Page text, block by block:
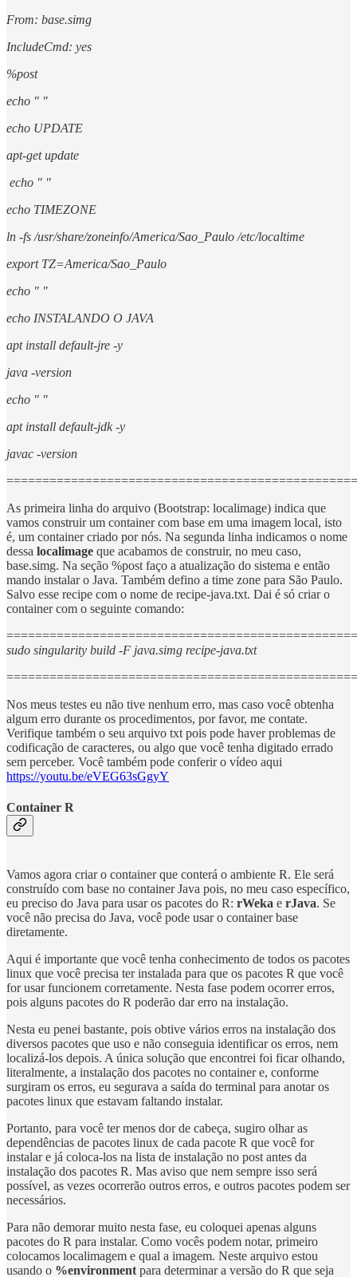
From: base.simg
IncludeCmd: yes
%post
echo " "
echo UPDATE
apt-get update
echo " "
echo TIMEZONE
ln -fs /usr/share/zoneinfo/America/Sao_Paulo /etc/localtime
export TZ=America/Sao_Paulo
echo " "
echo INSTALANDO O JAVA
apt install default-jre -y
java -version
echo " "
apt install default-jdk -y
javac -version
As primeira linha do arquivo (Bootstrap: localimage) indica que
vamos construir um container com base em uma imagem local, isto
é, um container criado por nós. Na segunda linha indicamos o nome
dessa localimage que acabamos de construir, no meu caso,
base.simg. Na seção %post faço a atualização do sistema e então
mando instalar o Java. Também defino a time zone para São Paulo.
Salvo esse recipe com o nome de recipe-java.txt. Dai é só criar o
container com o seguinte comando:
sudo singularity build -F java.simg recipe-java.txt
Nos meus testes eu não tive nenhum erro, mas caso você obtenha
algum erro durante os procedimentos, por favor, me contate.
Verifique também o seu arquivo txt pois pode haver problemas de
codificação de caracteres, ou algo que você tenha digitado errado
sem perceber. Você também pode conferir o vídeo aqui
https://youtu.be/eVEG63sGgyY
Container R
Vamos agora criar o container que conterá o ambiente R. Ele será
construído com base no container Java pois, no meu caso específico,
eu preciso do Java para usar os pacotes do R: rWeka e rJava. Se
você não precisa do Java, você pode usar o container base
diretamente.
Aqui é importante que você tenha conhecimento de todos os pacotes
linux que você precisa ter instalada para que os pacotes R que você
for usar funcionem corretamente. Nesta fase podem ocorrer erros,
pois alguns pacotes do R poderão dar erro na instalação.
Nesta eu penei bastante, pois obtive vários erros na instalação dos
diversos pacotes que uso e não conseguia identificar os erros, nem
localizá-los depois. A única solução que encontrei foi ficar olhando,
literalmente, a instalação dos pacotes no container e, conforme
surgiram os erros, eu segurava a saída do terminal para anotar os
pacotes linux que estavam faltando instalar.
Portanto, para você ter menos dor de cabeça, sugiro olhar as
dependências de pacotes linux de cada pacote R que você for
instalar e já coloca-los na lista de instalação no post antes da
instalação dos pacotes R. Mas aviso que nem sempre isso será
possível, as vezes ocorrerão outros erros, e outros pacotes podem ser
necessários.
Para não demorar muito nesta fase, eu coloquei apenas alguns
pacotes do R para instalar. Como vocês podem notar, primeiro
colocamos localimagem e qual a imagem. Neste arquivo estou
usando o %environmentpara determinar a versão do R que seja